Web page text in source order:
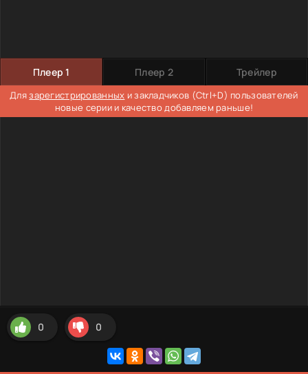
Плеер 1 Плеер 2 Трейлер
Длязарегистрированных и закладчиков (Ctrl+D) пользователей
новые серии и качество добавляем раньше!
0 0